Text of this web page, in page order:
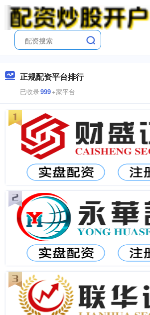
正规配资平台排行
已收录999+家平台